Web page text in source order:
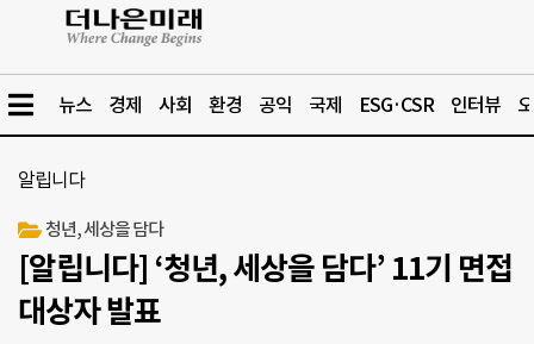
뉴스 경제 사회 환경 공익 국제 ESG·CSR 인터뷰
알립니다
청년, 세상을 담다
[알립니다] ‘청년, 세상을 담다’ 11기 면접
대상자 발표